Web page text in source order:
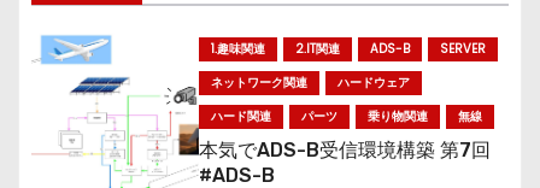
ビ
ゲ
ー
1.趣味関連 2.IT関連 ADS-B
SERVER
ネットワーク関連
ハードウェア
ハード関連
パーツ 乗り物関連 無線
本気でADS-B受信環境構築 第7回
#ADS-B